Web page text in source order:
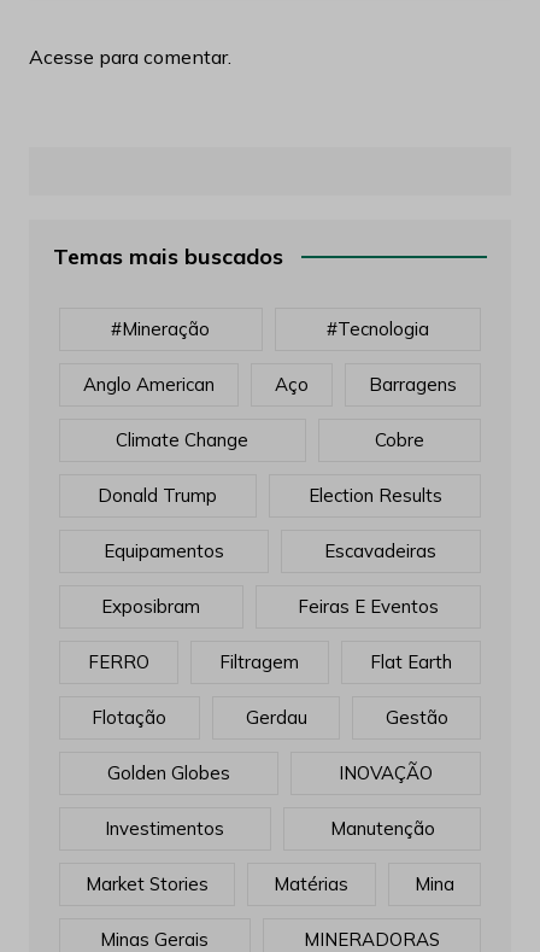
Acesse para comentar.
Temas mais buscados
#mineração #tecnologia
Anglo American Aço Barragens
Climate Change Cobre
Donald Trump Election Results
Equipamentos Escavadeiras
Exposibram Feiras E Eventos
FERRO Filtragem Flat Earth
Flotação Gerdau Gestão
Golden Globes INOVAÇÃO
Investimentos Manutenção
Market Stories Matérias Mina
Minas Gerais MINERADORAS